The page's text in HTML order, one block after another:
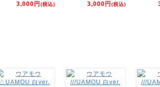
3,000円(税込)
3,000円(税込)